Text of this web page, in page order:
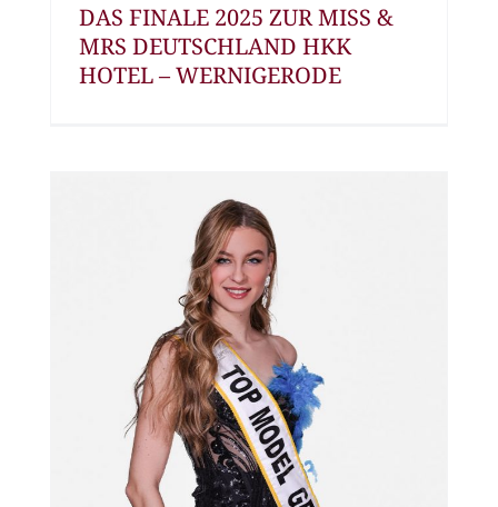
DAS FINALE 2025 ZUR MISS &
MRS DEUTSCHLAND HKK
HOTEL – WERNIGERODE